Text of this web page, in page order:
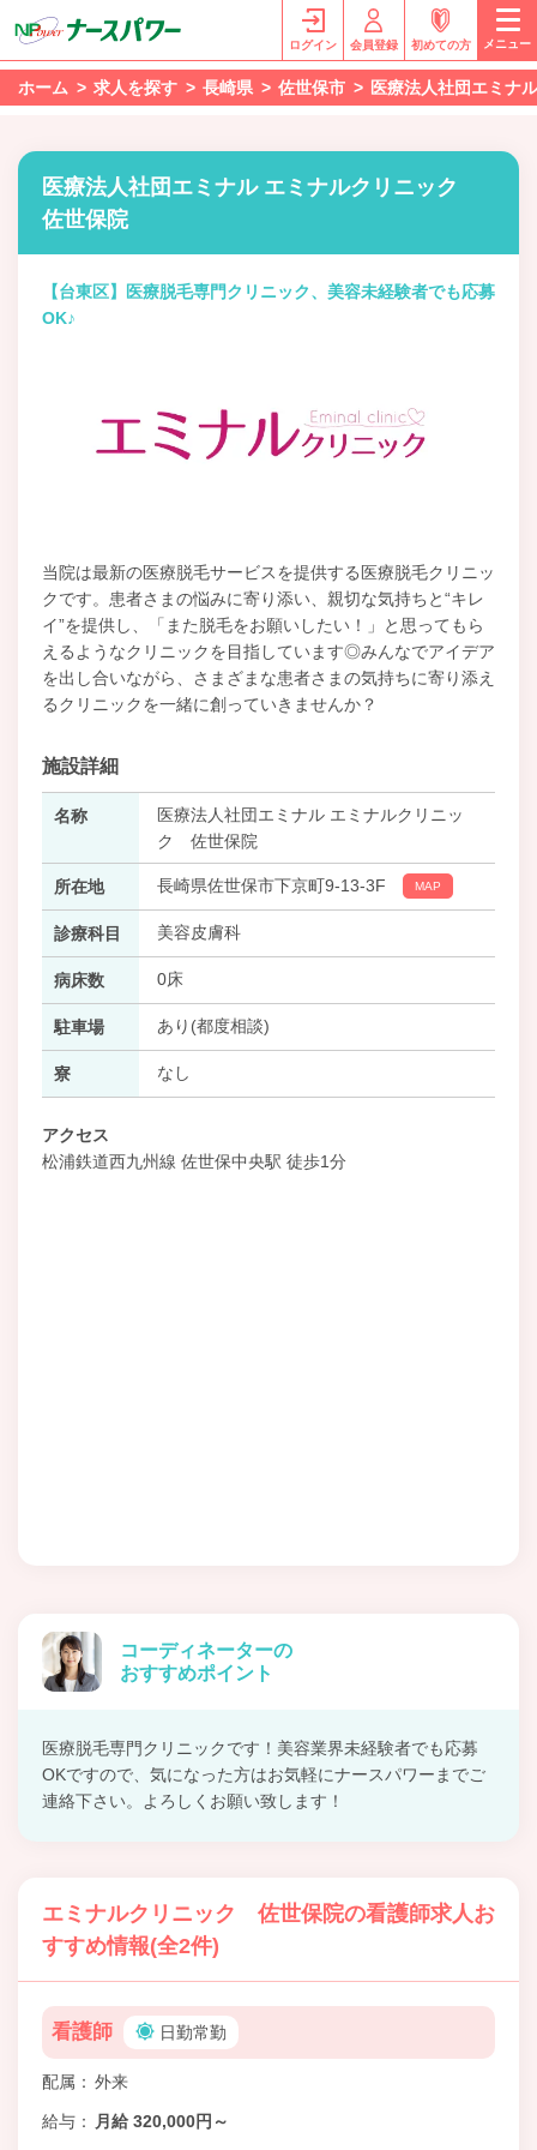
ログイン 会員登録 初めての方 メニュー
ホーム 求人を探す 長崎県 佐世保市 医療法人社団エミナ
医療法人社団エミナル エミナルクリニック
佐世保院
【台東区】医療脱毛専門クリニック、美容未経験者でも応募
OK♪
当院は最新の医療脱毛サービスを提供する医療脱毛クリニッ
クです。患者さまの悩みに寄り添い、親切な気持ちと“キレ
イ”を提供し、「また脱毛をお願いしたい！」と思ってもら
えるようなクリニックを目指しています◎みんなでアイデア
を出し合いながら、さまざまな患者さまの気持ちに寄り添え
るクリニックを一緒に創っていきませんか？
施設詳細
名称
医療法人社団エミナル エミナルクリニッ
ク 佐世保院
所在地 長崎県佐世保市下京町9-13-3F MAP
診療科目 美容皮膚科
病床数 0床
駐車場 あり(都度相談)
寮 なし
アクセス
松浦鉄道西九州線 佐世保中央駅 徒歩1分
コーディネーターの
おすすめポイント
医療脱毛専門クリニックです！美容業界未経験者でも応募
OKですので、気になった方はお気軽にナースパワーまでご
連絡下さい。よろしくお願い致します！
エミナルクリニック 佐世保院の看護師求人お
すすめ情報(全2件)
看護師 日勤常勤
配属 外来
給与 月給 320,000円～